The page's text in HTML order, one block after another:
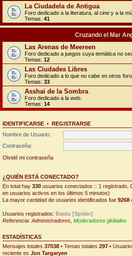
La Ciudadela de Antigua
Foro dedicado a la literatura, al cine y a la
Temas: 41
Cruzando el Mar
Las Arenas de Meereen
Foro dedicado a juegos cuya temática no
Temas: 12
Las Ciudades Libres
Foro dedicado a lo que no cabe en otros
Temas: 33
Asshai de la Sombra
Foro dedicado a la web.
Temas: 14
IDENTIFICARSE • REGISTRARSE
Nombre de Usuario:
Contraseña:
Olvidé mi contraseña
¿QUIÉN ESTÁ CONECTADO?
En total hay 330 usuarios conectados :: 1 registrado,
en usuarios activos en los últimos 5 minutos)
La mayor cantidad de usuarios identificados fue 9268
Usuarios registrados: Baidu [Spider]
Referencia: Administradores Moderadores globales
ESTADÍSTICAS
Mensajes totales 37038 • Temas totales 297 •
reciente es Jon Targaryen